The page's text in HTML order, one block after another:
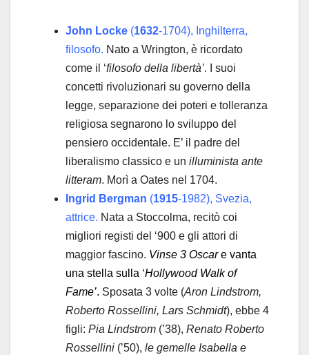
John Locke (1632-1704), Inghilterra,
filosofo. Nato a Wrington, è ricordato
come il ‘filosofo della libertà’. I suoi
concetti rivoluzionari su governo della
legge, separazione dei poteri e tolleranza
religiosa segnarono lo sviluppo del
pensiero occidentale. E’ il padre del
liberalismo classico e un illuminista ante
litteram. Morì a Oates nel 1704.
Ingrid Bergman (1915-1982), Svezia,
attrice. Nata a Stoccolma, recitò coi
migliori registi del ‘900 e gli attori di
maggior fascino. Vinse 3 Oscare vanta
una stella sulla ‘Hollywood Walk of
Fame’. Sposata 3 volte (Aron Lindstrom,
Roberto Rossellini, Lars Schmidt), ebbe 4
figli: Pia Lindstrom (’38), Renato Roberto
Rossellini (’50), le gemelle Isabella e